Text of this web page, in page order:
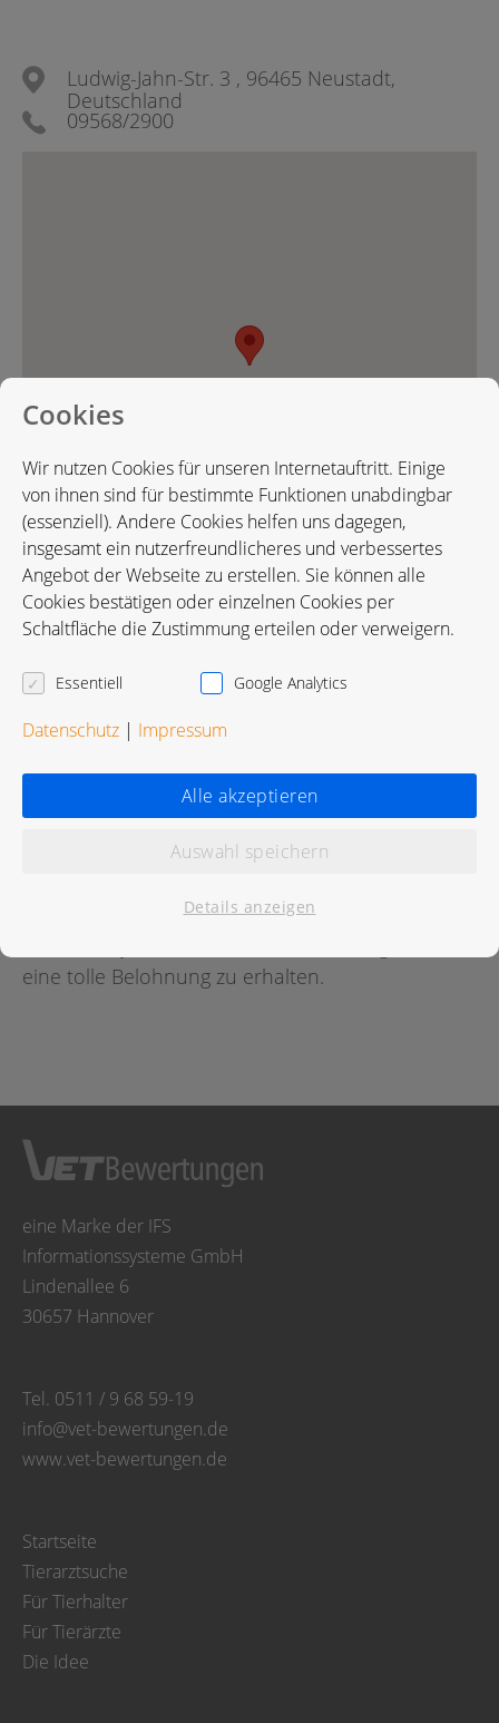
Ludwig-Jahn-Str. 3 , 96465 Neustadt,
Deutschland
09568/2900
Karte in Google Maps öffnen
Bewertungen
Für diese Praxis wurde noch keine Bewertung
eine tolle Belohnung zu erhalten.
eine Marke der IFS
Informationssysteme GmbH
Lindenallee 6
30657 Hannover
Tel. 0511 / 9 68 59-19
info@vet-bewertungen.de
www.vet-bewertungen.de
Startseite
Tierarztsuche
Für Tierhalter
Für Tierärzte
Die Idee
Cookies
Wir nutzen Cookies für unseren Internetauftritt. Einige
von ihnen sind für bestimmte Funktionen unabdingbar
(essenziell). Andere Cookies helfen uns dagegen,
insgesamt ein nutzerfreundlicheres und verbessertes
Angebot der Webseite zu erstellen. Sie können alle
Cookies bestätigen oder einzelnen Cookies per
Schaltfläche die Zustimmung erteilen oder verweigern.
Essentiell Google Analytics
Datenschutz | Impressum
Alle akzeptieren
Auswahl speichern
Details anzeigen